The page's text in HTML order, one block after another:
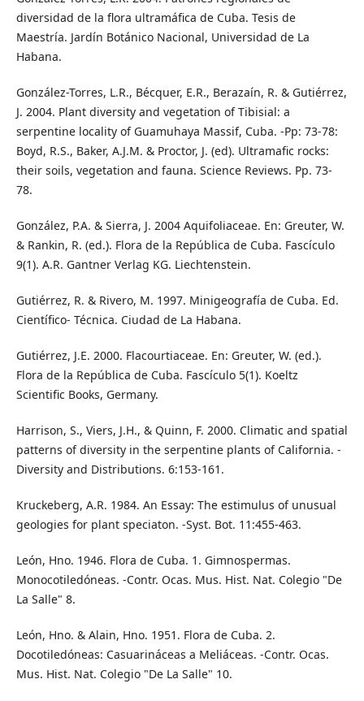
diversidad de la flora ultramáfica de Cuba. Tesis de
Maestría. Jardín Botánico Nacional, Universidad de La
Habana.
González-Torres, L.R., Bécquer, E.R., Berazaín, R. & Gutiérrez,
J. 2004. Plant diversity and vegetation of Tibisial: a
serpentine locality of Guamuhaya Massif, Cuba. -Pp: 73-78:
Boyd, R.S., Baker, A.J.M. & Proctor, J. (ed). Ultramafic rocks:
their soils, vegetation and fauna. Science Reviews. Pp. 73-
78.
González, P.A. & Sierra, J. 2004 Aquifoliaceae. En: Greuter, W.
& Rankin, R. (ed.). Flora de la República de Cuba. Fascículo
9(1). A.R. Gantner Verlag KG. Liechtenstein.
Gutiérrez, R. & Rivero, M. 1997. Minigeografía de Cuba. Ed.
Científico- Técnica. Ciudad de La Habana.
Gutiérrez, J.E. 2000. Flacourtiaceae. En: Greuter, W. (ed.).
Flora de la República de Cuba. Fascículo 5(1). Koeltz
Scientific Books, Germany.
Harrison, S., Viers, J.H., & Quinn, F. 2000. Climatic and spatial
patterns of diversity in the serpentine plants of California. -
Diversity and Distributions. 6:153-161.
Kruckeberg, A.R. 1984. An Essay: The estimulus of unusual
geologies for plant speciaton. -Syst. Bot. 11:455-463.
León, Hno. 1946. Flora de Cuba. 1. Gimnospermas.
Monocotiledóneas. -Contr. Ocas. Mus. Hist. Nat. Colegio "De
La Salle" 8.
León, Hno. & Alain, Hno. 1951. Flora de Cuba. 2.
Docotiledóneas: Casuarináceas a Meliáceas. -Contr. Ocas.
Mus. Hist. Nat. Colegio "De La Salle" 10.